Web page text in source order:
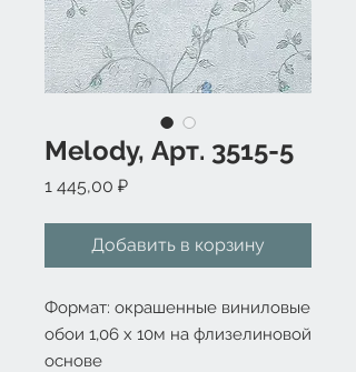
Melody, Арт. 3515-5
1 445,00 ₽Цена
Добавить в корзину
Формат: окрашенные виниловые
обои 1,06 x 10м на флизелиновой
основе